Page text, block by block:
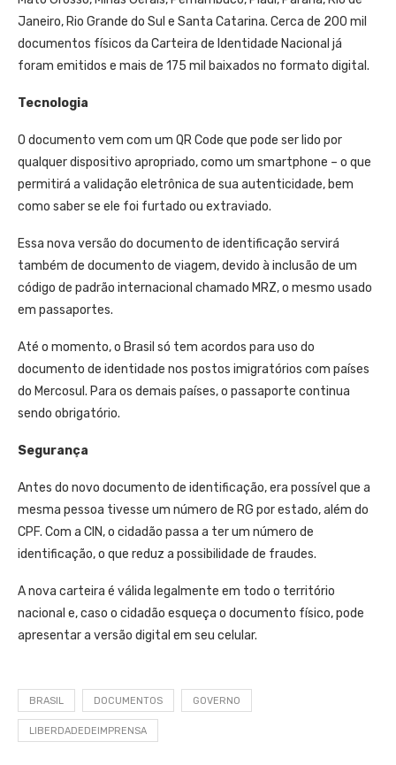
Janeiro, Rio Grande do Sul e Santa Catarina. Cerca de 200 mil
documentos físicos da Carteira de Identidade Nacional já
foram emitidos e mais de 175 mil baixados no formato digital.
Tecnologia
O documento vem com um QR Code que pode ser lido por
qualquer dispositivo apropriado, como um smartphone – o que
permitirá a validação eletrônica de sua autenticidade, bem
como saber se ele foi furtado ou extraviado.
Essa nova versão do documento de identificação servirá
também de documento de viagem, devido à inclusão de um
código de padrão internacional chamado MRZ, o mesmo usado
em passaportes.
Até o momento, o Brasil só tem acordos para uso do
documento de identidade nos postos imigratórios com países
do Mercosul. Para os demais países, o passaporte continua
sendo obrigatório.
Segurança
Antes do novo documento de identificação, era possível que a
mesma pessoa tivesse um número de RG por estado, além do
CPF. Com a CIN, o cidadão passa a ter um número de
identificação, o que reduz a possibilidade de fraudes.
A nova carteira é válida legalmente em todo o território
nacional e, caso o cidadão esqueça o documento físico, pode
apresentar a versão digital em seu celular.
BRASIL DOCUMENTOS GOVERNO
LIBERDADEDEIMPRENSA